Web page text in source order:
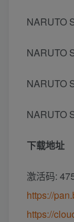
NARUTO
NARUTO
NARUTO
NARUTO
下载地址
激活码:
https://
https://